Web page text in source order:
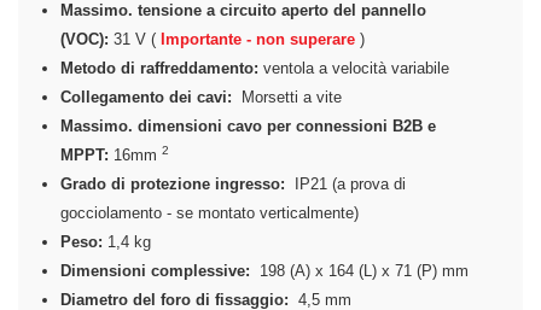
Massimo. tensione a circuito aperto del pannello
(VOC): 31 V ( Importante - non superare )
Metodo di raffreddamento: ventola a velocità variabile
Collegamento dei cavi: Morsetti a vite
Massimo. dimensioni cavo per connessioni B2B e
MPPT: 16mm 2
Grado di protezione ingresso: IP21 (a prova di
gocciolamento - se montato verticalmente)
Peso: 1,4 kg
Dimensioni complessive: 198 (A) x 164 (L) x 71 (P) mm
Diametro del foro di fissaggio: 4,5 mm